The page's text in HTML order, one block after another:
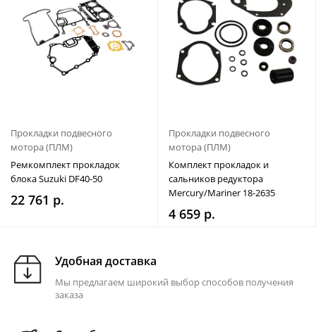
Прокладки подвесного
мотора (ПЛМ)
Ремкомплект прокладок
блока Suzuki DF40-50
22 761 р.
Прокладки подвесного
мотора (ПЛМ)
Комплект прокладок и
сальников редуктора
Mercury/Mariner 18-2635
4 659 р.
Удобная доставка
Мы предлагаем широкий выбор способов получения
заказа